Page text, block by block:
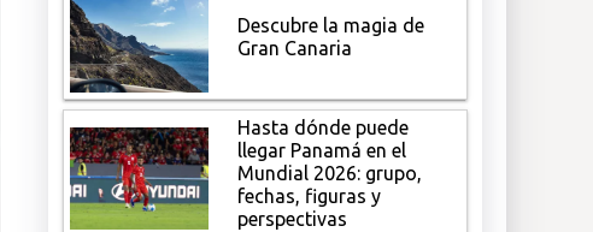
Descubre la magia de
Gran Canaria
Hasta dónde puede
llegar Panamá en el
Mundial 2026: grupo,
fechas, figuras y
perspectivas